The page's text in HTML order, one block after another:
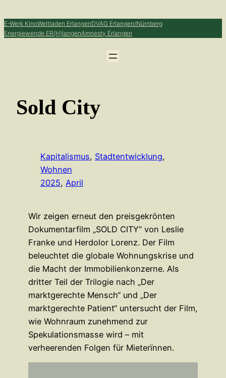
Inhalt
springen
E-Werk KinoWeltladen ErlangenDVAG Erlangen/Nürnberg
Energiewende ER(H)langenAmnesty Erlangen
Sold City
Kapitalismus, Stadtentwicklung
Wohnen
2025, April
Wir zeigen erneut den preisgekrönten
Dokumentarfilm „SOLD CITY“ von Leslie
Franke und Herdolor Lorenz. Der Film
beleuchtet die globale Wohnungskrise und
die Macht der Immobilienkonzerne. Als
dritter Teil der Trilogie nach „Der
marktgerechte Mensch“ und „Der
marktgerechte Patient“ untersucht der Film,
wie Wohnraum zunehmend zur
Spekulationsmasse wird – mit
verheerenden Folgen für Mieterïnnen.